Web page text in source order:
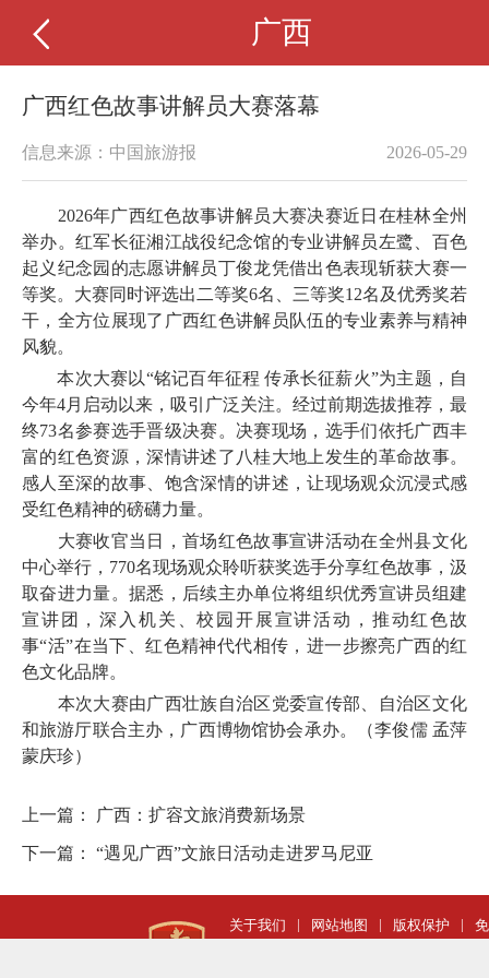
广西
广西红色故事讲解员大赛落幕
信息来源：中国旅游报 2026-05-29
2026年广西红色故事讲解员大赛决赛近日在桂林全州
举办。红军长征湘江战役纪念馆的专业讲解员左鹭、百色
起义纪念园的志愿讲解员丁俊龙凭借出色表现斩获大赛一
等奖。大赛同时评选出二等奖6名、三等奖12名及优秀奖若
干，全方位展现了广西红色讲解员队伍的专业素养与精神
风貌。
本次大赛以“铭记百年征程 传承长征薪火”为主题，自
今年4月启动以来，吸引广泛关注。经过前期选拔推荐，最
终73名参赛选手晋级决赛。决赛现场，选手们依托广西丰
富的红色资源，深情讲述了八桂大地上发生的革命故事。
感人至深的故事、饱含深情的讲述，让现场观众沉浸式感
受红色精神的磅礴力量。
大赛收官当日，首场红色故事宣讲活动在全州县文化
中心举行，770名现场观众聆听获奖选手分享红色故事，汲
取奋进力量。据悉，后续主办单位将组织优秀宣讲员组建
宣讲团，深入机关、校园开展宣讲活动，推动红色故
事“活”在当下、红色精神代代相传，进一步擦亮广西的红
色文化品牌。
本次大赛由广西壮族自治区党委宣传部、自治区文化
和旅游厅联合主办，广西博物馆协会承办。（李俊儒 孟萍
蒙庆珍）
上一篇： 广西：扩容文旅消费新场景
下一篇： “遇见广西”文旅日活动走进罗马尼亚